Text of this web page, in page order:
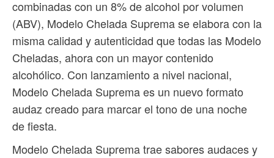
combinadas con un 8% de alcohol por volumen
(ABV), Modelo Chelada Suprema se elabora con la
misma calidad y autenticidad que todas las Modelo
Cheladas, ahora con un mayor contenido
alcohólico. Con lanzamiento a nivel nacional,
Modelo Chelada Suprema es un nuevo formato
audaz creado para marcar el tono de una noche
de fiesta.
Modelo Chelada Suprema trae sabores audaces y